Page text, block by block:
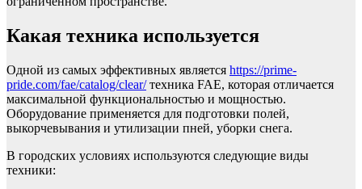
Какая техника используется
Одной из самых эффективных является https://prime-
pride.com/fae/catalog/clear/техника FAE, которая отличается
максимальной функциональностью и мощностью.
Оборудование применяется для подготовки полей,
выкорчевывания и утилизации пней, уборки снега.
В городских условиях используются следующие виды
техники: